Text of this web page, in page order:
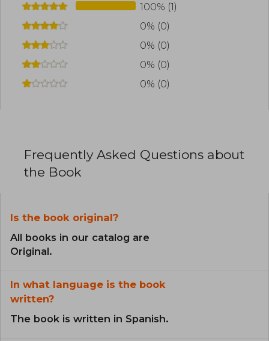
100% (1)
0% (0)
0% (0)
0% (0)
0% (0)
Frequently Asked Questions about
the Book
Is the book original?
All books in our catalog are
Original.
In what language is the book
written?
The book is written in Spanish.